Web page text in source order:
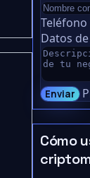
Teléfono
Datos
Enviar
Cómo